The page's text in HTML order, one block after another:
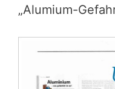
„Alumium-